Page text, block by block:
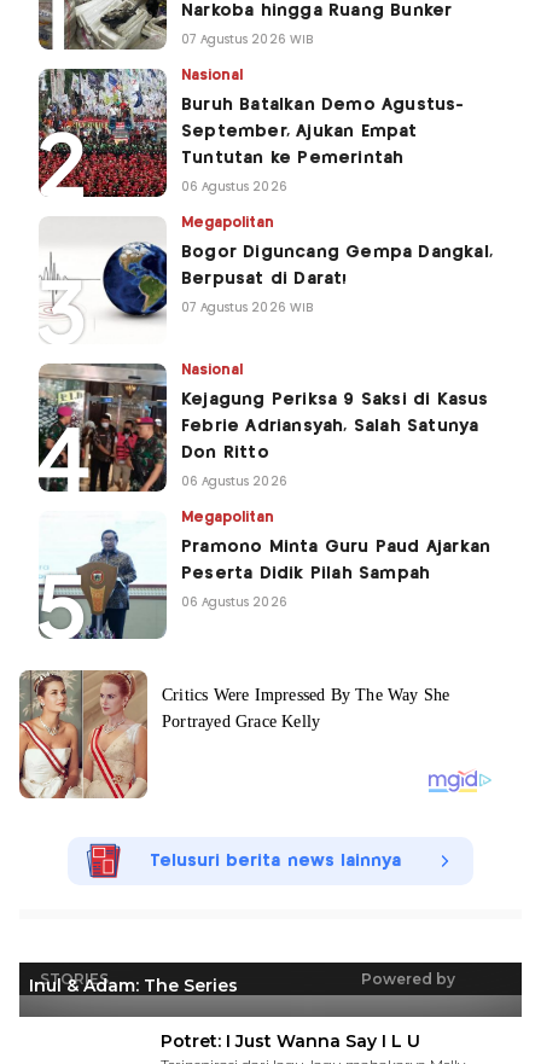
Narkoba hingga Ruang Bunker
07 Agustus 2026 WIB
Nasional
Buruh Batalkan Demo Agustus-
September, Ajukan Empat
Tuntutan ke Pemerintah
06 Agustus 2026
Megapolitan
Bogor Diguncang Gempa Dangkal,
Berpusat di Darat!
07 Agustus 2026 WIB
Nasional
Kejagung Periksa 9 Saksi di Kasus
Febrie Adriansyah, Salah Satunya
Don Ritto
06 Agustus 2026
Megapolitan
Pramono Minta Guru Paud Ajarkan
Peserta Didik Pilah Sampah
06 Agustus 2026
Telusuri berita news lainnya